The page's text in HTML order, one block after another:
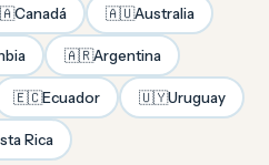
Canadá 🇦🇺Australia
🇦🇷Argentina
🇪🇨Ecuador 🇺🇾Uruguay
Rica